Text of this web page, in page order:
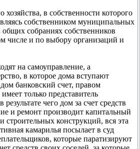
хозяйства, в собственности которого
собственником муниципальных
общих собраниях собственников
числе и по выбору организаций и
на самоуправление, а
в которое дома вступают
банковский счет, правом
только представитель
чего дом за счет средств
и ремонт производит капитальный
конструкций, вся эта
камарилья посылает в суд
которые паратизируют